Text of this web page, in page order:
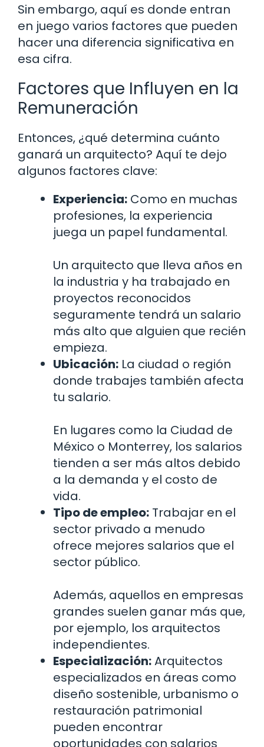
Sin embargo, aquí es donde entran
en juego varios factores que pueden
hacer una diferencia significativa en
esa cifra.
Factores que Influyen en la
Remuneración
Entonces, ¿qué determina cuánto
ganará un arquitecto? Aquí te dejo
algunos factores clave:
Experiencia: Como en muchas
profesiones, la experiencia
juega un papel fundamental.
Un arquitecto que lleva años en
la industria y ha trabajado en
proyectos reconocidos
seguramente tendrá un salario
más alto que alguien que recién
empieza.
Ubicación: La ciudad o región
donde trabajes también afecta
tu salario.
En lugares como la Ciudad de
México o Monterrey, los salarios
tienden a ser más altos debido
a la demanda y el costo de
vida.
Tipo de empleo: Trabajar en el
sector privado a menudo
ofrece mejores salarios que el
sector público.
Además, aquellos en empresas
grandes suelen ganar más que,
por ejemplo, los arquitectos
independientes.
Especialización:Arquitectos
especializados en áreas como
diseño sostenible, urbanismo o
restauración patrimonial
pueden encontrar
oportunidades con salarios